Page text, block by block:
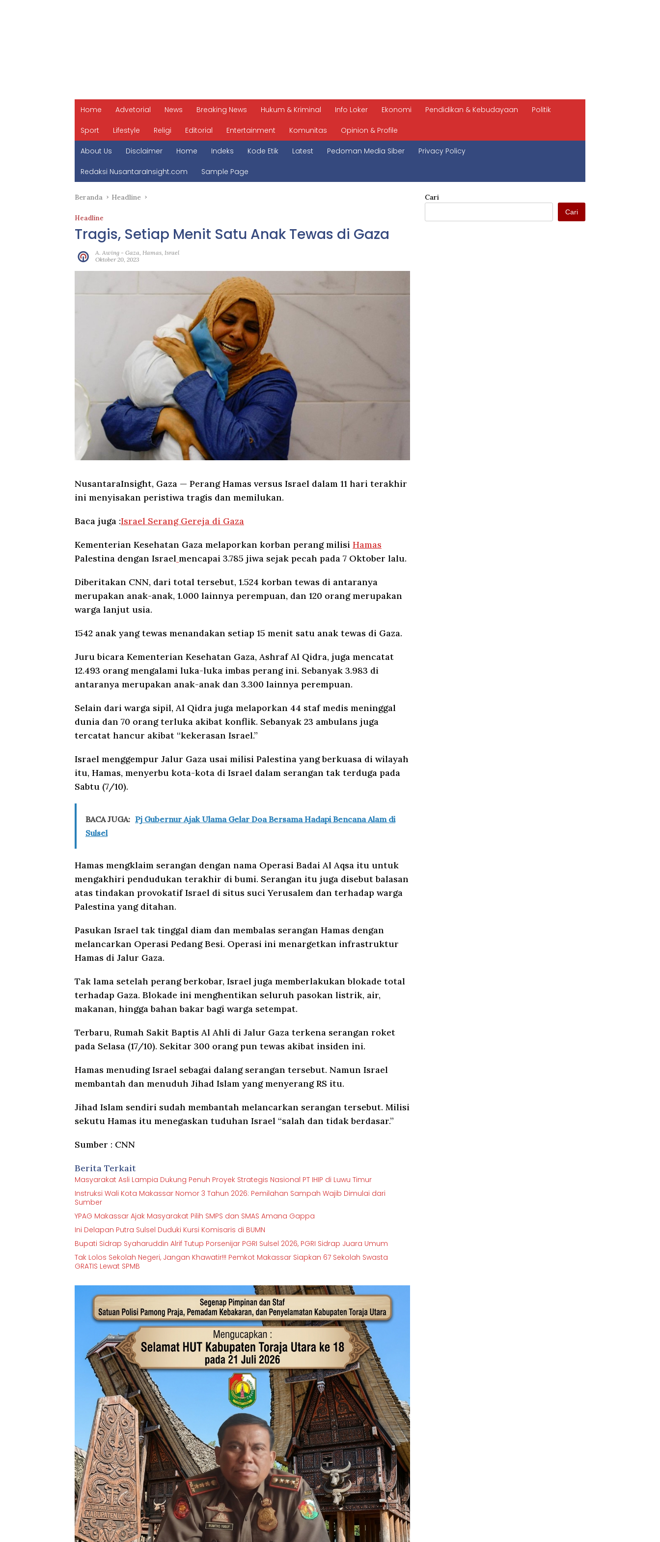
Home Advetorial News Breaking News Hukum & Kriminal Info Loker Ekonomi Pendidikan & Kebudayaan Politik
Sport Lifestyle Religi Editorial Entertainment Komunitas Opinion & Profile
About Us Disclaimer Home Indeks Kode Etik Latest Pedoman Media Siber Privacy Policy
Redaksi NusantaraInsight.com Sample Page
Beranda Headline
Headline
Tragis, Setiap Menit Satu Anak Tewas di Gaza
A. Awing - Gaza Hamas Israel
Oktober 20, 2023
NusantaraInsight, Gaza — Perang Hamas versus Israel dalam 11 hari terakhir
ini menyisakan peristiwa tragis dan memilukan.
Baca juga :Israel Serang Gereja di Gaza
Kementerian Kesehatan Gaza melaporkan korban perang milisi Hamas
Palestina dengan Israel mencapai 3.785 jiwa sejak pecah pada 7 Oktober lalu.
Diberitakan CNN, dari total tersebut, 1.524 korban tewas di antaranya
merupakan anak-anak, 1.000 lainnya perempuan, dan 120 orang merupakan
warga lanjut usia.
1542 anak yang tewas menandakan setiap 15 menit satu anak tewas di Gaza.
Juru bicara Kementerian Kesehatan Gaza, Ashraf Al Qidra, juga mencatat
12.493 orang mengalami luka-luka imbas perang ini. Sebanyak 3.983 di
antaranya merupakan anak-anak dan 3.300 lainnya perempuan.
Selain dari warga sipil, Al Qidra juga melaporkan 44 staf medis meninggal
dunia dan 70 orang terluka akibat konflik. Sebanyak 23 ambulans juga
tercatat hancur akibat “kekerasan Israel.”
Israel menggempur Jalur Gaza usai milisi Palestina yang berkuasa di wilayah
itu, Hamas, menyerbu kota-kota di Israel dalam serangan tak terduga pada
Sabtu (7/10).
BACA JUGA: Pj Gubernur Ajak Ulama Gelar Doa Bersama Hadapi Bencana Alam di
Sulsel
Hamas mengklaim serangan dengan nama Operasi Badai Al Aqsa itu untuk
mengakhiri pendudukan terakhir di bumi. Serangan itu juga disebut balasan
atas tindakan provokatif Israel di situs suci Yerusalem dan terhadap warga
Palestina yang ditahan.
Pasukan Israel tak tinggal diam dan membalas serangan Hamas dengan
melancarkan Operasi Pedang Besi. Operasi ini menargetkan infrastruktur
Hamas di Jalur Gaza.
Tak lama setelah perang berkobar, Israel juga memberlakukan blokade total
terhadap Gaza. Blokade ini menghentikan seluruh pasokan listrik, air,
makanan, hingga bahan bakar bagi warga setempat.
Terbaru, Rumah Sakit Baptis Al Ahli di Jalur Gaza terkena serangan roket
pada Selasa (17/10). Sekitar 300 orang pun tewas akibat insiden ini.
Hamas menuding Israel sebagai dalang serangan tersebut. Namun Israel
membantah dan menuduh Jihad Islam yang menyerang RS itu.
Jihad Islam sendiri sudah membantah melancarkan serangan tersebut. Milisi
sekutu Hamas itu menegaskan tuduhan Israel “salah dan tidak berdasar.”
Sumber : CNN
Berita Terkait
Masyarakat Asli Lampia Dukung Penuh Proyek Strategis Nasional PT IHIP di Luwu Timur
Instruksi Wali Kota Makassar Nomor 3 Tahun 2026: Pemilahan Sampah Wajib Dimulai dari
Sumber
YPAG Makassar Ajak Masyarakat Pilih SMPS dan SMAS Amana Gappa
Ini Delapan Putra Sulsel Duduki Kursi Komisaris di BUMN
Bupati Sidrap Syaharuddin Alrif Tutup Porsenijar PGRI Sulsel 2026, PGRI Sidrap Juara Umum
Tak Lolos Sekolah Negeri, Jangan Khawatir!!! Pemkot Makassar Siapkan 67 Sekolah Swasta
GRATIS Lewat SPMB
Cari
Cari